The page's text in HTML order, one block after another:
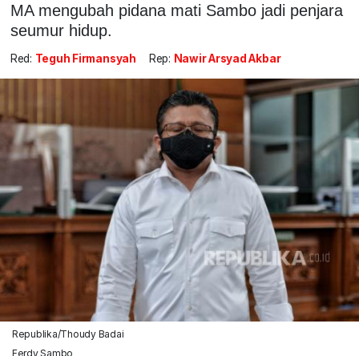
MA mengubah pidana mati Sambo jadi penjara
seumur hidup.
Red: Teguh Firmansyah Rep: Nawir Arsyad Akbar
Republika/Thoudy Badai
Ferdy Sambo